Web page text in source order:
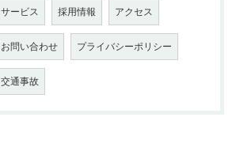
サービス 採用情報 アクセス
お問い合わせ プライバシーポリシー
交通事故